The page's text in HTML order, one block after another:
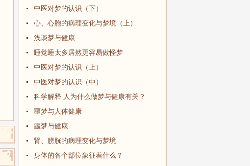
中医对梦的认识（下）
心、心胞的病理变化与梦境（上）
浅谈梦与健康
睡觉睡太多居然更容易做怪梦
中医对梦的认识（上）
中医对梦的认识（中）
科学解释 人为什么做梦与健康有关？
噩梦与人体健康
噩梦与健康
肾、膀胱的病理变化与梦境
身体的各个部位象征着什么？